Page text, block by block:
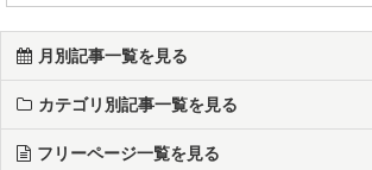
月別記事一覧を見る
カテゴリ別記事一覧を見る
フリーページ一覧を見る